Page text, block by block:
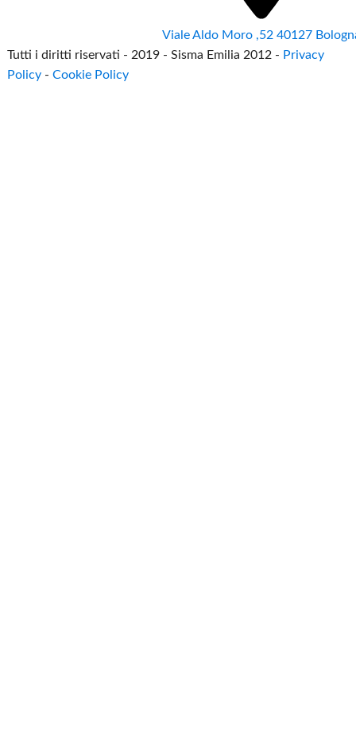
Viale Aldo Moro ,52 40127
Tutti i diritti riservati - 2019 - Sisma Emilia 2012 - Privacy
Policy -Cookie Policy